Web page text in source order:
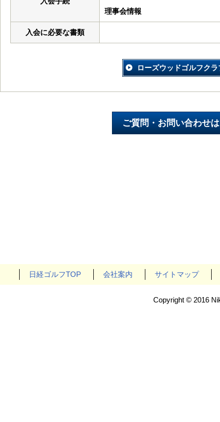
理事会情報
入会に必要な書類
ローズウッドゴルフク
日経ゴルフTOP 会社案内 サイトマップ
Copyright © 2016